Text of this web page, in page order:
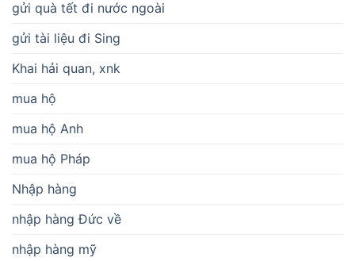
gửi quà tết đi nước ngoài
gửi tài liệu đi Sing
Khai hải quan, xnk
mua hộ
mua hộ Anh
mua hộ Pháp
Nhập hàng
nhập hàng Đức về
nhập hàng mỹ